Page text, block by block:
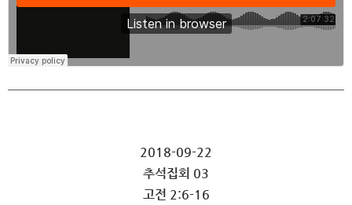
2018-09-22
추석집회 03
고전 2:6-16